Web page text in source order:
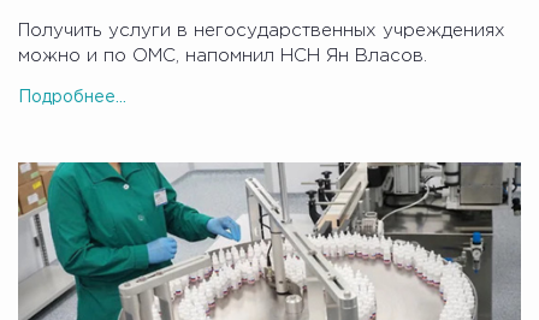
Получить услуги в негосударственных учреждениях
можно и по ОМС, напомнил НСН Ян Власов.
Подробнее...